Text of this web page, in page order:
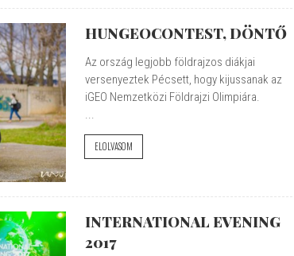
HUNGEOCONTEST, DÖNTŐ
Az ország legjobb földrajzos diákjai
versenyeztek Pécsett, hogy kijussanak az
iGEO Nemzetközi Földrajzi Olimpiára.
...
ELOLVASOM
INTERNATIONAL EVENING
2017